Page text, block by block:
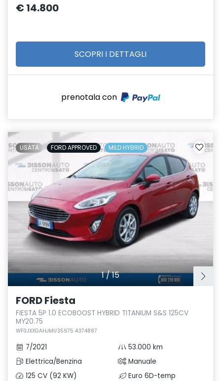
€ 14.800
SCOPRI I DETTAGLI
prenotala con
1/15
USATA FORD APPROVED MILD HYBRID
FORD Fiesta
FIESTA 5P 1.0 ECOBOOST HYBRID TITANIUM S&S 125CV
MY20.75
WF0JXXGAHJMU35975 4374887
7/2021
53.000 km
Elettrica/Benzina
Manuale
125 CV (92 KW)
Euro 6D-temp